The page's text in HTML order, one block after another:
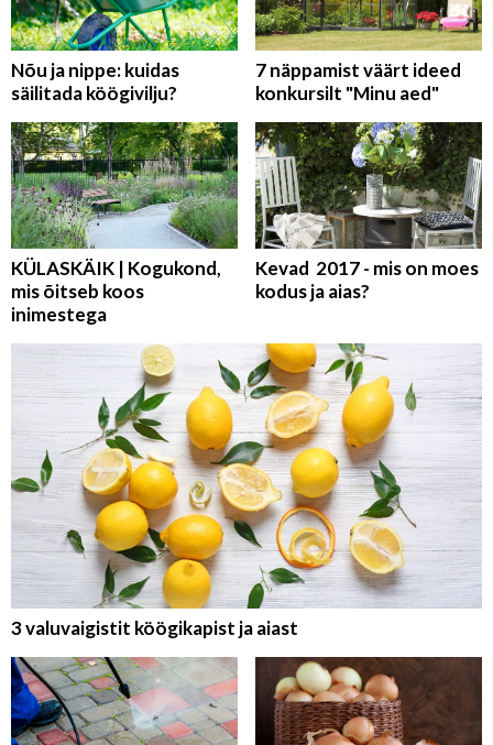
Nõu ja nippe: kuidas
säilitada köögivilju?
7 näppamist väärt ideed
konkursilt "Minu aed"
KÜLASKÄIK | Kogukond,
mis õitseb koos
inimestega
Kevad 2017 - mis on moes
kodus ja aias?
3 valuvaigistit köögikapist ja aiast